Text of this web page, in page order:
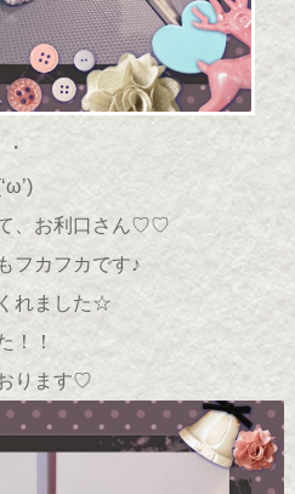
‘ω’)
、お利口さん♡♡
フカフカです♪
れました☆
！！
ります♡